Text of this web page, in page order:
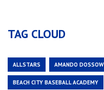
TAG CLOUD
ALLSTARS AMANDO DOSSOW
BEACH CITY BASEBALL ACADEMY